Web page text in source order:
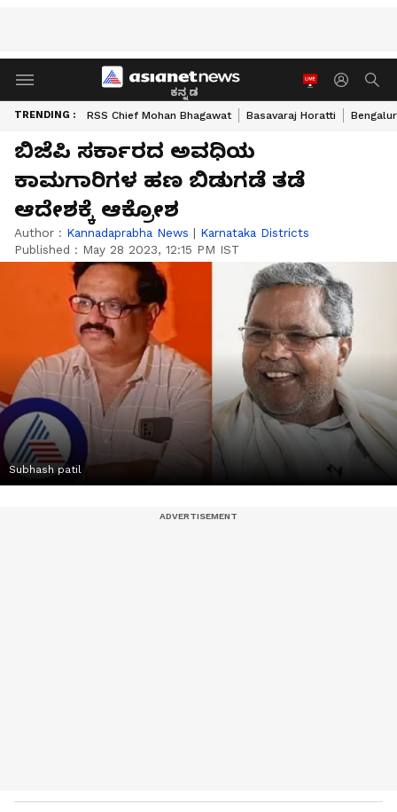
ಕನ್ನಡ
TRENDING : RSS Chief Mohan Bhagawat Basavaraj Horatti
ಬಿಜೆಪಿ ಸರ್ಕಾರದ ಅವಧಿಯ
ಕಾಮಗಾರಿಗಳ ಹಣ ಬಿಡುಗಡೆ ತಡೆ
ಆದೇಶಕ್ಕೆ ಆಕ್ರೋಶ
Author : Kannadaprabha News | Karnataka Districts
Published : May 28 2023, 12:15 PM IST
Subhash patil